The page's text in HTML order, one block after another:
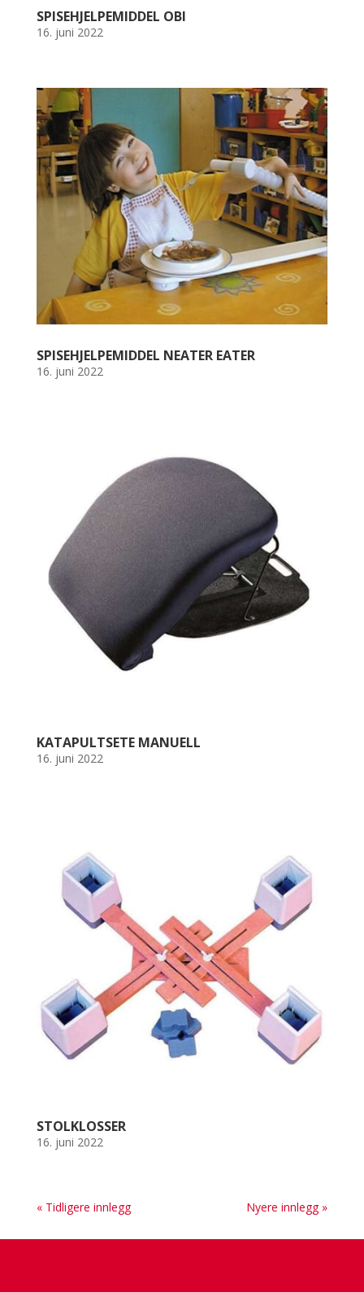
SPISEHJELPEMIDDEL OBI
16. juni 2022
SPISEHJELPEMIDDEL NEATER EATER
16. juni 2022
KATAPULTSETE MANUELL
16. juni 2022
STOLKLOSSER
16. juni 2022
« Tidligere innlegg Nyere innlegg »